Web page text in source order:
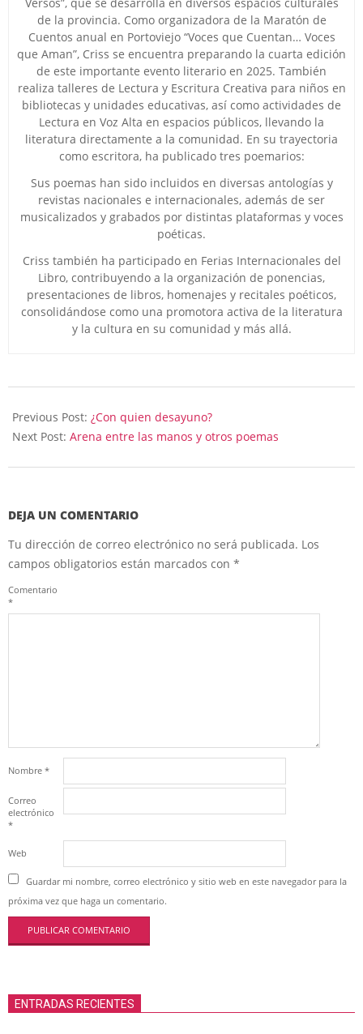
de la provincia. Como organizadora de la Maratón de
Cuentos anual en Portoviejo “Voces que Cuentan… Voces
que Aman”, Criss se encuentra preparando la cuarta edición
de este importante evento literario en 2025. También
realiza talleres de Lectura y Escritura Creativa para niños en
bibliotecas y unidades educativas, así como actividades de
Lectura en Voz Alta en espacios públicos, llevando la
literatura directamente a la comunidad. En su trayectoria
como escritora, ha publicado tres poemarios:
Sus poemas han sido incluidos en diversas antologías y
revistas nacionales e internacionales, además de ser
musicalizados y grabados por distintas plataformas y voces
poéticas.
Criss también ha participado en Ferias Internacionales del
Libro, contribuyendo a la organización de ponencias,
presentaciones de libros, homenajes y recitales poéticos,
consolidándose como una promotora activa de la literatura
y la cultura en su comunidad y más allá.
05-
23
Previous Post: ¿Con quien desayuno?
Next Post: Arena entre las manos y otros poemas
DEJA UN COMENTARIO
Tu dirección de correo electrónico no será publicada. Los
campos obligatorios están marcados con *
Comentario
*
Nombre *
Correo
electrónico
*
Web
Guardar mi nombre, correo electrónico y sitio web en este navegador para la
próxima vez que haga un comentario.
ENTRADAS RECIENTES